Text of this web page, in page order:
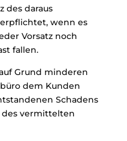
des daraus
wenn es
Vorsatz noch
fallen.
Grund minderen
dem Kunden
Schadens
des vermittelten